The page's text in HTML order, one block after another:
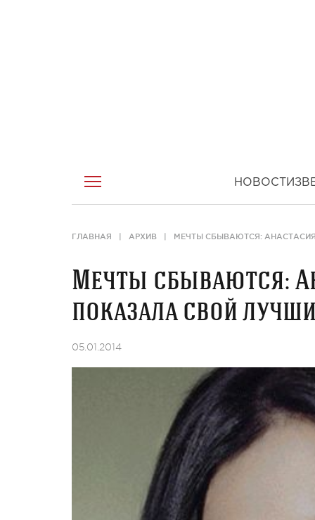
НОВОСТИ
ГЛАВНАЯ АРХИВ МЕЧТЫ СБЫВАЮТСЯ:
Мечты сбываются:
показала свой
05.01.2014